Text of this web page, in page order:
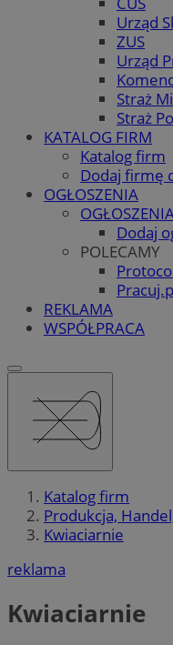
Urząd
ZUS
Urząd
Straż
Straż
KATALOG FIRM
Katalog firm
Dodaj firmę
OGŁOSZENIA
Dodaj
POLECAMY
REKLAMA
WSPÓŁPRACA
Katalog firm
Produkcja,
Kwiaciarnie
reklama
Kwiaciarnie